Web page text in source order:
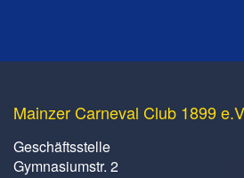
Mainzer Carneval Club 1899
Geschäftsstelle
Gymnasiumstr. 2